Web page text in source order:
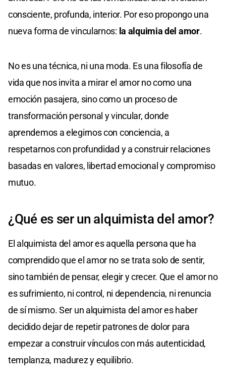
consciente, profunda, interior. Por eso propongo una
nueva forma de vincularnos: la alquimia del amor.
No es una técnica, ni una moda. Es una filosofía de
vida que nos invita a mirar el amor no como una
emoción pasajera, sino como un proceso de
transformación personal y vincular, donde
aprendemos a elegirnos con conciencia, a
respetarnos con profundidad y a construir relaciones
basadas en valores, libertad emocional y compromiso
mutuo.
¿Qué es ser un alquimista del amor?
El alquimista del amor es aquella persona que ha
comprendido que el amor no se trata solo de sentir,
sino también de pensar, elegir y crecer. Que el amor no
es sufrimiento, ni control, ni dependencia, ni renuncia
de sí mismo. Ser un alquimista del amor es haber
decidido dejar de repetir patrones de dolor para
empezar a construir vínculos con más autenticidad,
templanza, madurez y equilibrio.